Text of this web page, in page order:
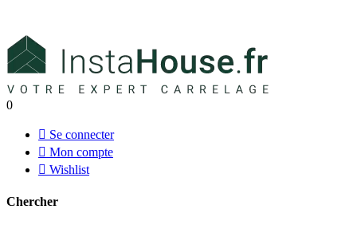
0
 Se connecter
 Mon compte
 Wishlist
Chercher